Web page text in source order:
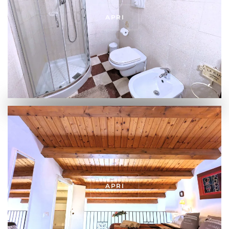
APRI
APRI